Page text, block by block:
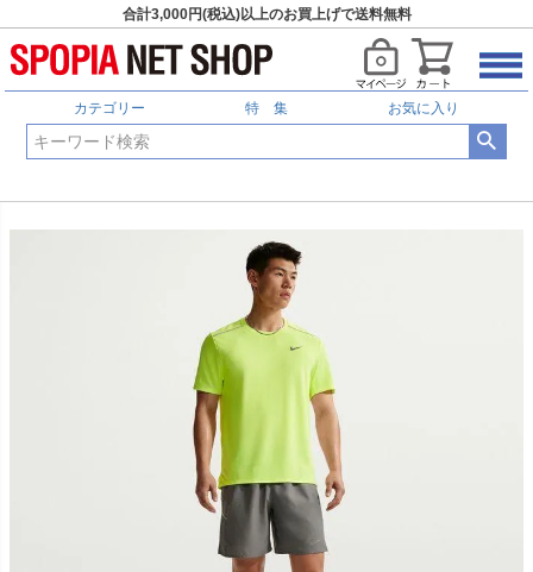
合計3,000円(税込)以上のお買上げで送料無料
カテゴリー 特 集 お気に入り